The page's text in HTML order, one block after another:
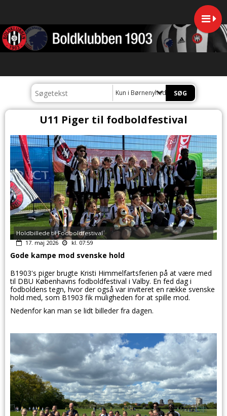
Kun i Børnenyheder
U11 Piger til fodboldfestival
Holdbillede til Fodboldfestival
17. maj 2026
kl. 07:59
Gode kampe mod svenske hold
B1903's piger brugte Kristi Himmelfartsferien på at være med
til DBU Københavns fodboldfestival i Valby. En fed dag i
fodboldens tegn, hvor der også var inviteret en række svenske
hold med, som B1903 fik muligheden for at spille mod.
Nedenfor kan man se lidt billeder fra dagen.